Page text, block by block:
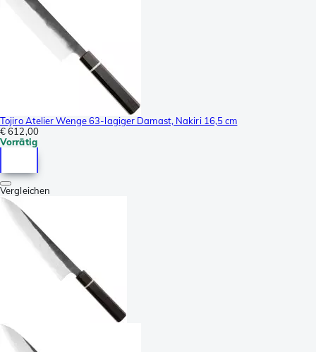
Tojiro Atelier Wenge 63-lagiger Damast, Nakiri 16,5 cm
€ 612,00
Vorrätig
Vergleichen